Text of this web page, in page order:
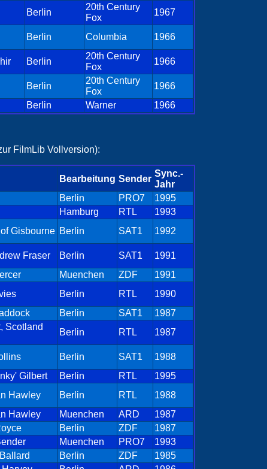
Berlin
20th Century
Fox
1967
Berlin Columbia 1966
Berlin
20th Century
Fox
1966
Berlin
20th Century
Fox
1966
Berlin Warner 1966
FilmLib Vollversion):
Bearbeitung Sender
Sync.-
Jahr
Berlin PRO7
1995
Hamburg RTL
1993
Gisbourne Berlin SAT1
1992
Fraser Berlin SAT1
1991
Muenchen ZDF
1991
Berlin RTL
1990
Berlin SAT1
1987
Scotland
Berlin RTL
1987
Berlin SAT1
1988
Gilbert Berlin RTL
1995
Hawley Berlin RTL
1988
Hawley Muenchen ARD
1987
Berlin ZDF
1987
Muenchen PRO7
1993
Berlin ZDF
1985